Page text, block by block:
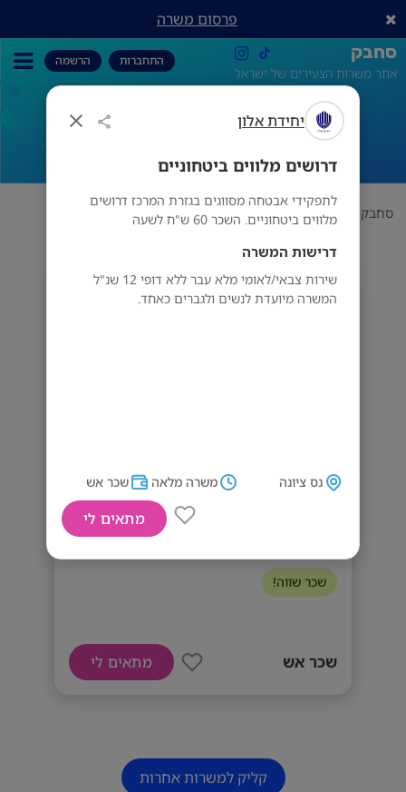
יחידת אלון
דרושים מלווים ביטחוניים
לתפקידי אבטחה מסווגים בגזרת המרכז דרושים
מלווים ביטחוניים. השכר 60 ש"ח לשעה
דרישות המשרה
שירות צבאי/לאומי מלא עבר ללא דופי 12 שנ"ל
המשרה מיועדת לנשים ולגברים כאחד.
נס ציונה משרה מלאה שכר אש
מתאים לי
פרסום משרה
סחבק
אתר משרות הצעירים של ישראל
התחברות הרשמה
דרושים מלווים ביטחוניים
סחבק אבטחה יחידת אלון דרושים מלווים ביטחוניים
יחידת אלון
נס ציונה
דרושים מלווים ביטחוניים
שכר שווה!
שכר אש מתאים לי
קליק למשרות אחרות